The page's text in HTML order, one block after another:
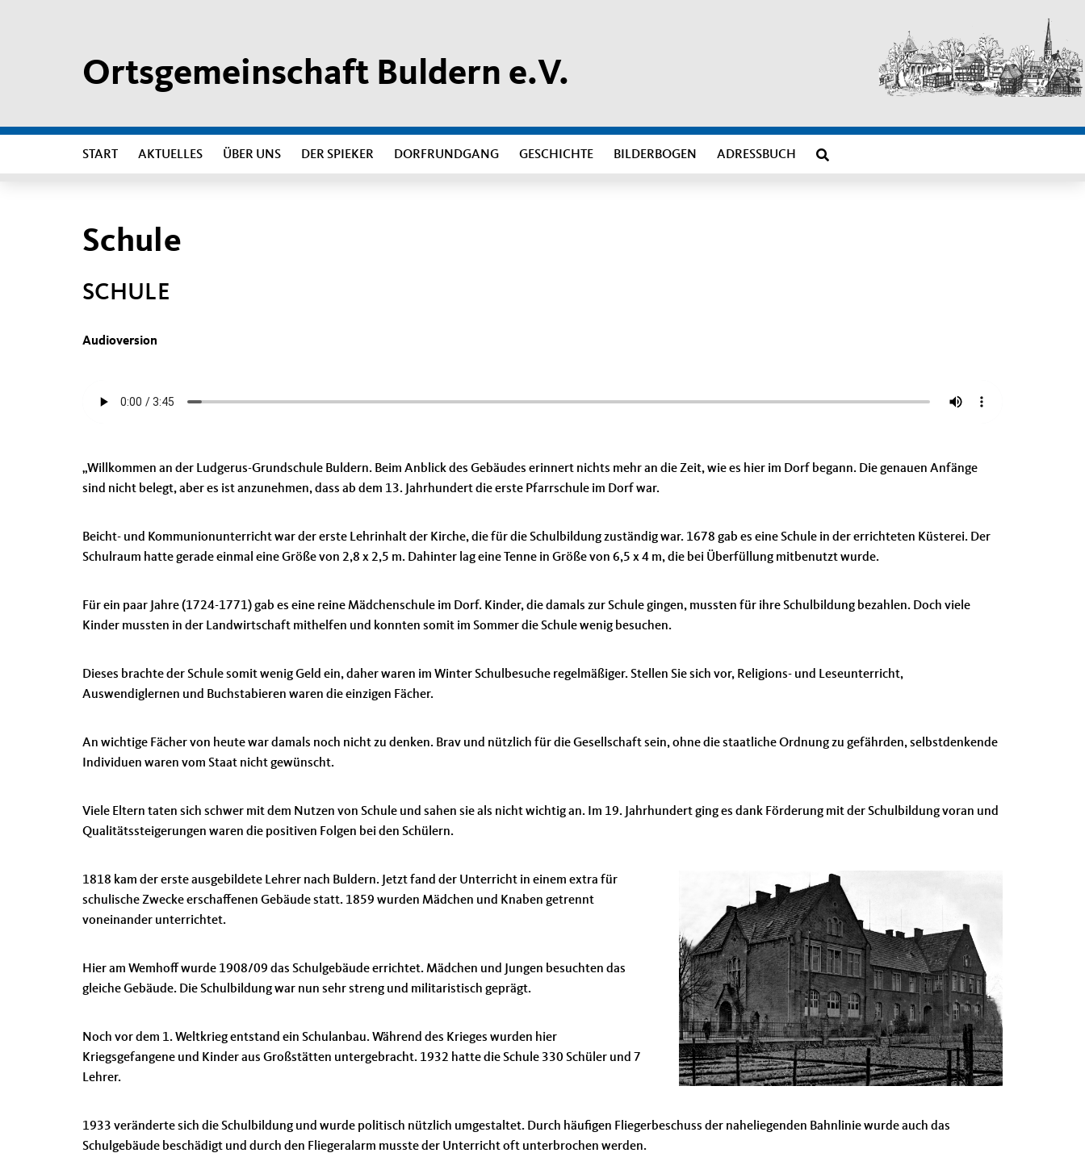
Ortsgemeinschaft Buldern e.V.
START AKTUELLES ÜBER UNS DER SPIEKER DORFRUNDGANG GESCHICHTE BILDERBOGEN ADRESSBUCH
Schule
SCHULE
Audioversion
„Willkommen an der Ludgerus-Grundschule Buldern. Beim Anblick des Gebäudes erinnert nichts mehr an die Zeit, wie es hier im Dorf begann. Die genauen Anfänge
sind nicht belegt, aber es ist anzunehmen, dass ab dem 13. Jahrhundert die erste Pfarrschule im Dorf war.
Beicht- und Kommunionunterricht war der erste Lehrinhalt der Kirche, die für die Schulbildung zuständig war. 1678 gab es eine Schule in der errichteten Küsterei. Der
Schulraum hatte gerade einmal eine Größe von 2,8 x 2,5 m. Dahinter lag eine Tenne in Größe von 6,5 x 4 m, die bei Überfüllung mitbenutzt wurde.
Für ein paar Jahre (1724-1771) gab es eine reine Mädchenschule im Dorf. Kinder, die damals zur Schule gingen, mussten für ihre Schulbildung bezahlen. Doch viele
Kinder mussten in der Landwirtschaft mithelfen und konnten somit im Sommer die Schule wenig besuchen.
Dieses brachte der Schule somit wenig Geld ein, daher waren im Winter Schulbesuche regelmäßiger. Stellen Sie sich vor, Religions- und Leseunterricht,
Auswendiglernen und Buchstabieren waren die einzigen Fächer.
An wichtige Fächer von heute war damals noch nicht zu denken. Brav und nützlich für die Gesellschaft sein, ohne die staatliche Ordnung zu gefährden, selbstdenkende
Individuen waren vom Staat nicht gewünscht.
Viele Eltern taten sich schwer mit dem Nutzen von Schule und sahen sie als nicht wichtig an. Im 19. Jahrhundert ging es dank Förderung mit der Schulbildung voran und
Qualitätssteigerungen waren die positiven Folgen bei den Schülern.
1818 kam der erste ausgebildete Lehrer nach Buldern. Jetzt fand der Unterricht in einem extra für
schulische Zwecke erschaffenen Gebäude statt. 1859 wurden Mädchen und Knaben getrennt
voneinander unterrichtet.
Hier am Wemhoff wurde 1908/09 das Schulgebäude errichtet. Mädchen und Jungen besuchten das
gleiche Gebäude. Die Schulbildung war nun sehr streng und militaristisch geprägt.
Noch vor dem 1. Weltkrieg entstand ein Schulanbau. Während des Krieges wurden hier
Kriegsgefangene und Kinder aus Großstätten untergebracht. 1932 hatte die Schule 330 Schüler und 7
Lehrer.
1933 veränderte sich die Schulbildung und wurde politisch nützlich umgestaltet. Durch häufigen Fliegerbeschuss der naheliegenden Bahnlinie wurde auch das
Schulgebäude beschädigt und durch den Fliegeralarm musste der Unterricht oft unterbrochen werden.